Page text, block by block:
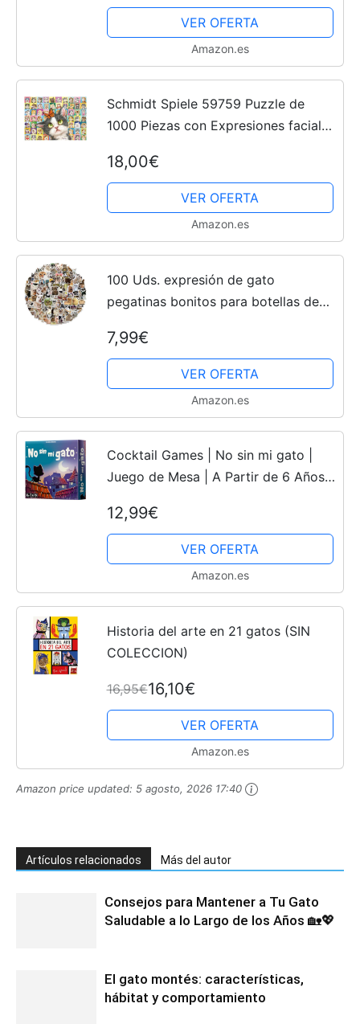
VER OFERTA
Amazon.es
Schmidt Spiele 59759 Puzzle de
1000 Piezas con Expresiones faciales
18,00€
VER OFERTA
Amazon.es
100 Uds. expresión de gato
pegatinas bonitos para botellas de
parachoques, taza para álbum de
recortes, regalo adhesivo para...
7,99€
VER OFERTA
Amazon.es
Cocktail Games | No sin mi gato |
Juego de Mesa | A Partir de 6 Años |
Partida | Español
12,99€
VER OFERTA
Amazon.es
Historia del arte en 21 gatos (SIN
COLECCION)
16,95€16,10€
VER OFERTA
Amazon.es
Amazon price updated: 5 agosto, 2026 17:40
Artículos relacionados Más del autor
Consejos para Mantener a Tu Gato
Saludable a lo Largo de los Años 🏡💖
El gato montés: características,
hábitat y comportamiento